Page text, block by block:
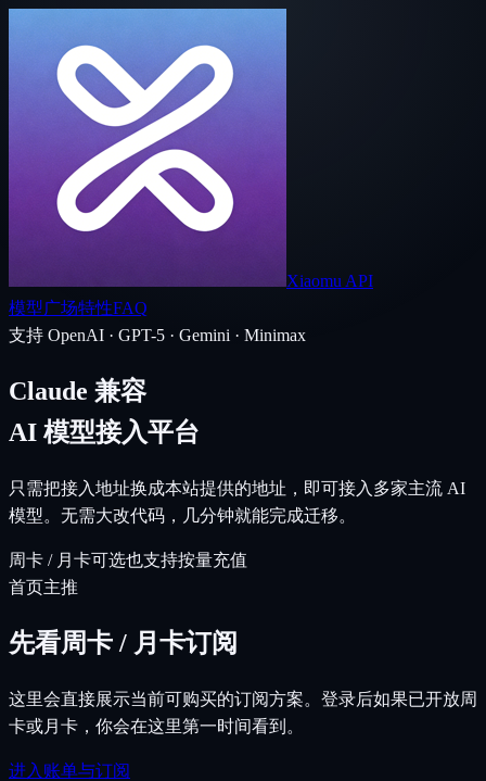
Xiaomu API
模型广场特性FAQ
支持 OpenAI · GPT-5 · Gemini · Minimax
Claude 兼容
AI 模型接入平台
只需把接入地址换成本站提供的地址，即可接入多家主流 AI
模型。无需大改代码，几分钟就能完成迁移。
周卡 / 月卡可选也支持按量充值
首页主推
先看周卡 / 月卡订阅
这里会直接展示当前可购买的订阅方案。登录后如果已开放周
卡或月卡，你会在这里第一时间看到。
进入账单与订阅